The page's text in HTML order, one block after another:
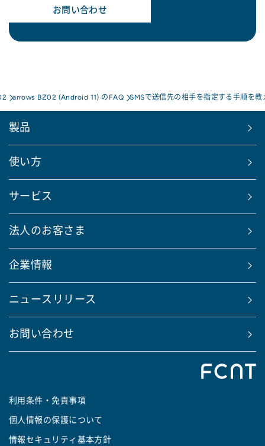
お問い合わせ
arrows BZ02 (Android 11) のFAQ SMSで送信先の相手を指定する手順を
製品
使い方
サービス
法人のお客さま
企業情報
ニュースリリース
お問い合わせ
利用条件・免責事項
個人情報の保護について
情報セキュリティ基本方針